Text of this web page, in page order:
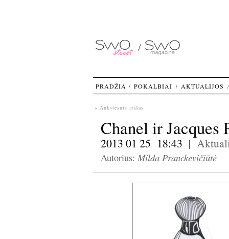
« Ankstesnis įrašas
Chanel ir Jacques
2013 01 25 18:43 |
Autorius: Milda Pranckevičiūtė
PRADŽIA POKALBIAI AKTUALIJOS